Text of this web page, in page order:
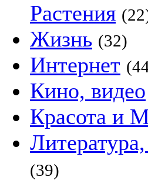
Растения
Жизнь (32)
Интернет
Кино, видео
Красота и
(39)